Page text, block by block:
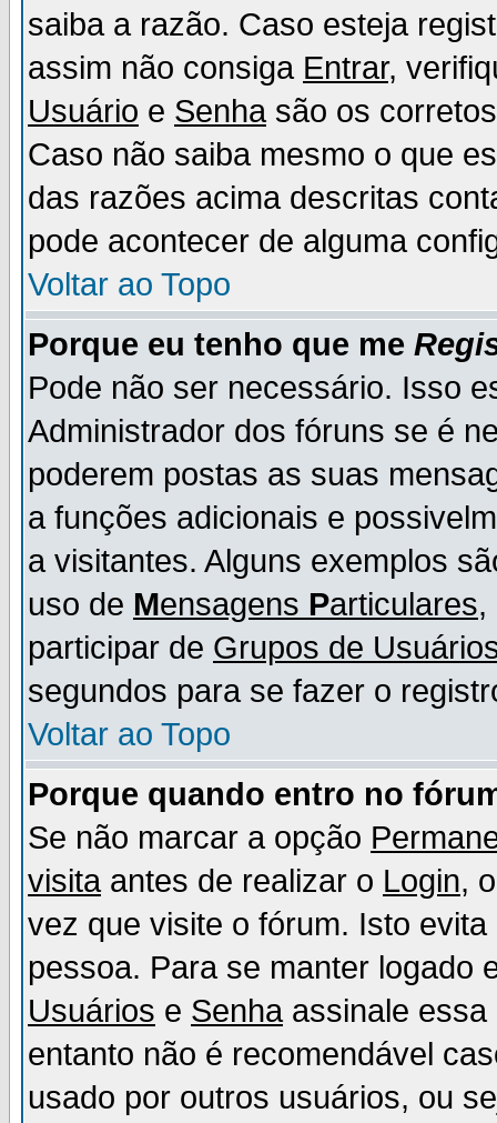
saiba a razão. Caso esteja
assim não consiga Entrar,
Usuário e Senhasão os
Caso não saiba mesmo o que
das razões acima descritas
pode acontecer de alguma
Voltar ao Topo
Porque eu tenho que me
Pode não ser necessário. Isso
Administrador dos fóruns se é
poderem postas as suas
a funções adicionais e
a visitantes. Alguns exemplos
uso de Mensagens Particulares,
participar de Grupos de
segundos para se fazer o
Voltar ao Topo
Porque quando entro no
Se não marcar a opção
visitaantes de realizar o Login,
vez que visite o fórum. Isto
pessoa. Para se manter
Usuários e Senhaassinale essa
entanto não é recomendável
usado por outros usuários, ou